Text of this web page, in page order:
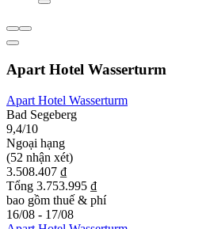
Apart Hotel Wasserturm
Apart Hotel Wasserturm
Bad Segeberg
9,4/10
Ngoại hạng
(52 nhận xét)
3.508.407 ₫
Tổng 3.753.995 ₫
bao gồm thuế & phí
16/08 - 17/08